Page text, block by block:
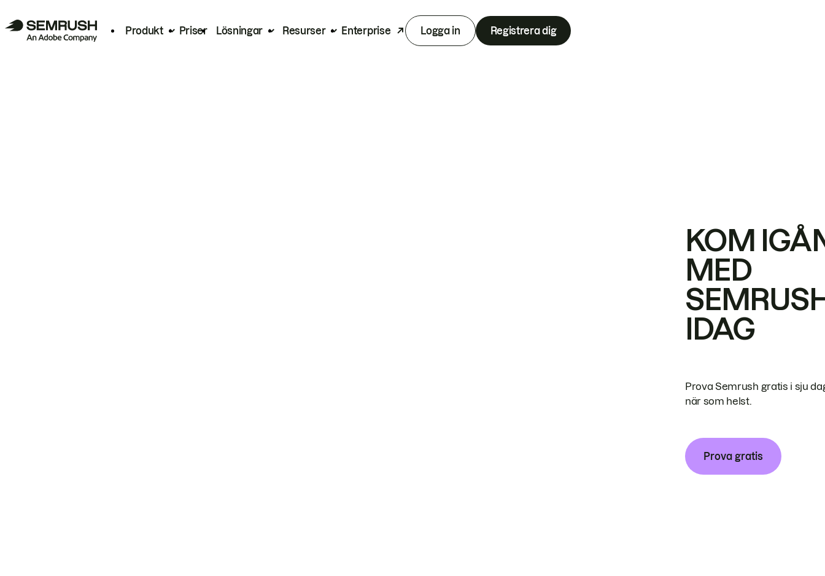
Produkt Priser Lösningar Resurser Enterprise Logga in Registrera dig
KOM
MED
IDAG
Prova Semrush gratis i sju
när som helst.
Prova gratis